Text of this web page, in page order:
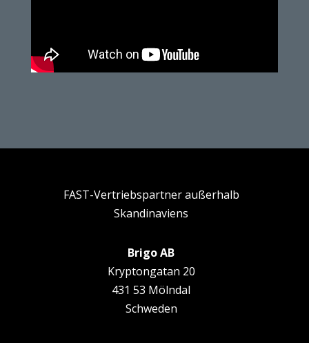
FAST-Vertriebspartner außerhalb
Skandinaviens
Brigo AB
Kryptongatan 20
431 53 Mölndal
Schweden